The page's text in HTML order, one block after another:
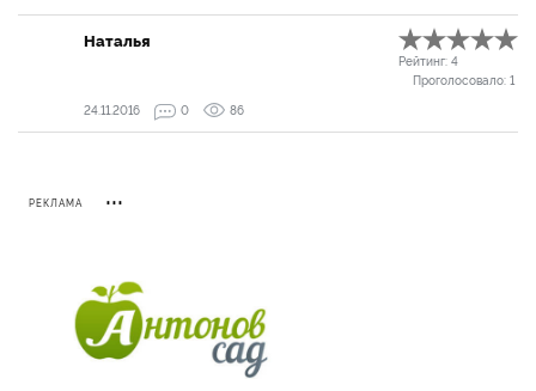
Наталья
Рейтинг: 4
Проголосовало: 1
24.11.2016
0 86
РЕКЛАМА